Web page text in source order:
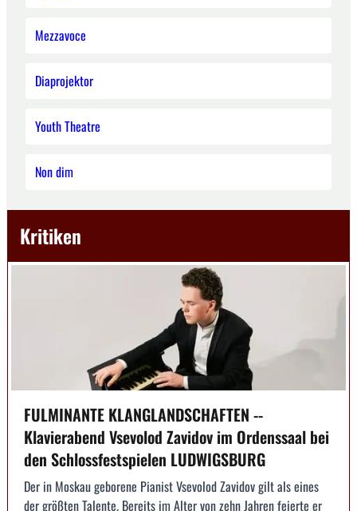
Mezzavoce
Diaprojektor
Youth Theatre
Non dim
Kritiken
FULMINANTE KLANGLANDSCHAFTEN --
Klavierabend Vsevolod Zavidov im Ordenssaal bei
den Schlossfestspielen LUDWIGSBURG
Der in Moskau geborene Pianist Vsevolod Zavidov gilt als eines
der größten Talente. Bereits im Alter von zehn Jahren feierte er